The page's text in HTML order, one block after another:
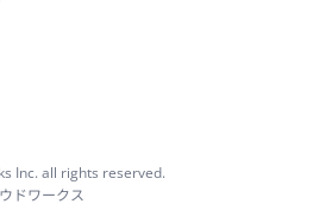
Inc. all rights reserved.
ドワークス